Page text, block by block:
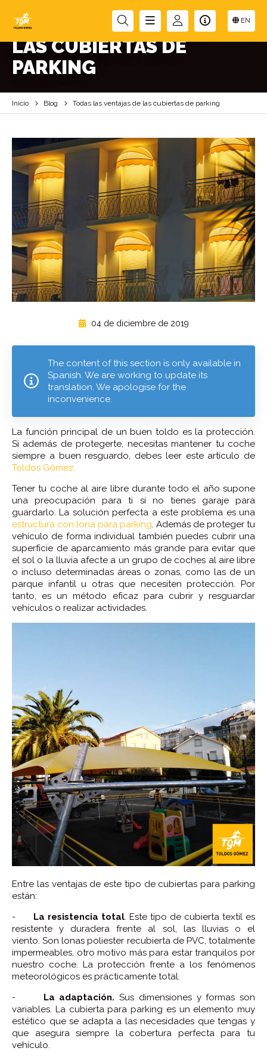
EN
TODAS LAS VENTAJAS DE
LAS CUBIERTAS DE
PARKING
Inicio Blog Todas las ventajas de las cubiertas de parking
04 de diciembre de 2019
The content of this section is only available in
Spanish. We are working to update its
translation. We apologise for the
inconvenience.
La función principal de un buen toldo es la protección.
Si además de protegerte, necesitas mantener tu coche
siempre a buen resguardo, debes leer este artículo de
Toldos Gómez.
Tener tu coche al aire libre durante todo el año supone
una preocupación para ti si no tienes garaje para
guardarlo. La solución perfecta a este problema es una
estructura con lona para parking . Además de proteger tu
vehículo de forma individual también puedes cubrir una
superficie de aparcamiento más grande para evitar que
el sol o la lluvia afecte a un grupo de coches al aire libre
o incluso determinadas áreas o zonas, como las de un
parque infantil u otras que necesiten protección. Por
tanto, es un método eficaz para cubrir y resguardar
vehículos o realizar actividades.
Entre las ventajas de este tipo de cubiertas para parking
están:
- La resistencia total . Este tipo de cubierta textil es
resistente y duradera frente al sol, las lluvias o el
viento. Son lonas poliester recubierta de PVC, totalmente
impermeables, otro motivo más para estar tranquilos por
nuestro coche. La protección frente a los fenómenos
meteorológicos es prácticamente total.
- La adaptación. Sus dimensiones y formas son
variables. La cubierta para parking es un elemento muy
estético que se adapta a las necesidades que tengas y
que asegura siempre la cobertura perfecta para tu
vehículo.